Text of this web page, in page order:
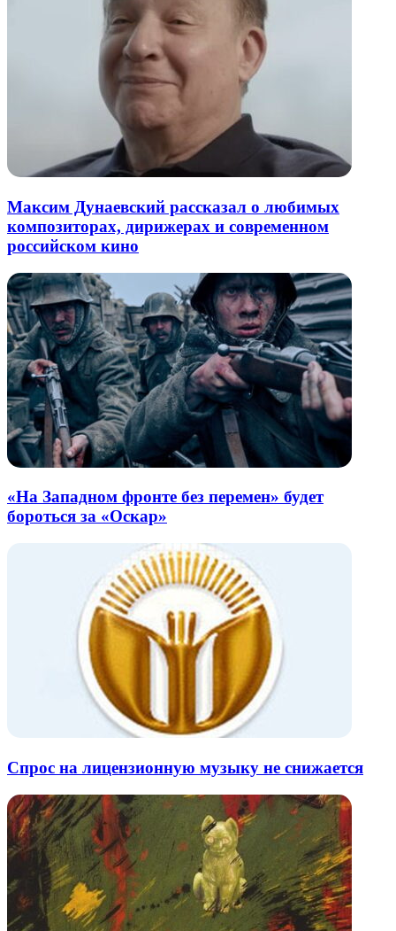
Максим Дунаевский рассказал о любимых
композиторах, дирижерах и современном
российском кино
«На Западном фронте без перемен» будет
бороться за «Оскар»
Спрос на лицензионную музыку не снижается